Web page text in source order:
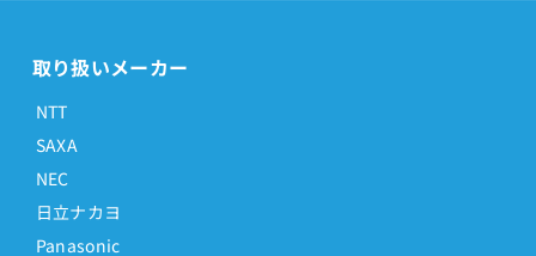
取り扱いメーカー
NTT
SAXA
NEC
日立ナカヨ
Panasonic